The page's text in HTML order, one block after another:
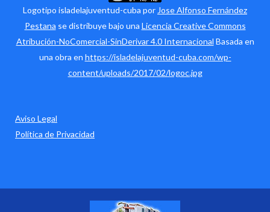
Logotipo isladelajuventud-cuba por Jose Alfonso Fernández
Pestana se distribuye bajo una Licencia Creative Commons
Atribución-NoComercial-SinDerivar 4.0 Internacional Basada en
una obra en https://isladelajuventud-cuba.com/wp-
content/uploads/2017/02/logoc.jpg
Aviso Legal
Política de Privacidad